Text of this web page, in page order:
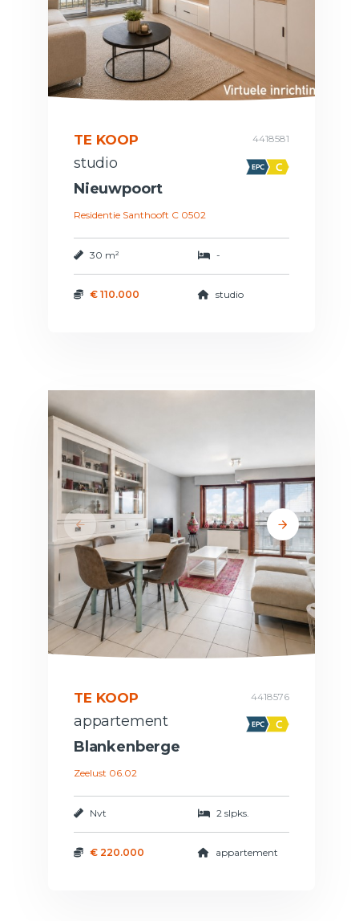
TE KOOP 4418581
studio
Nieuwpoort
Residentie Santhooft C 0502
30 m² -
€ 110.000 studio
TE KOOP 4418576
appartement
Blankenberge
Zeelust 06.02
Nvt 2 slpks.
€ 220.000 appartement